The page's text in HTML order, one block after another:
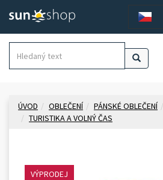
ÚVOD OBLEČENÍ PÁNSKÉ OBLEČENÍ
TURISTIKA A VOLNÝ ČAS
VÝPRODEJ